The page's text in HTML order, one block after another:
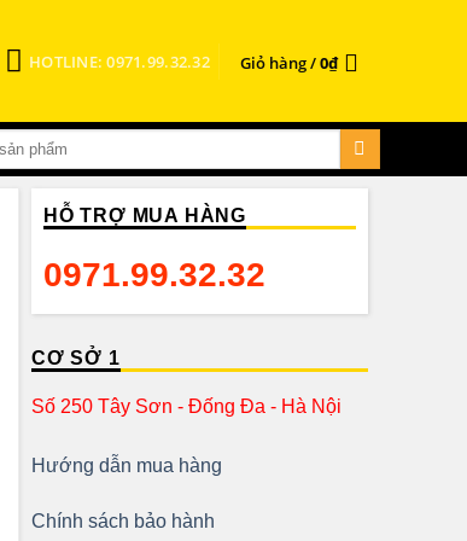
HOTLINE: 0971.99.32.32 Giỏ hàng /0₫
HỖ TRỢ MUA HÀNG
0971.99.32.32
CƠ SỞ 1
Số 250 Tây Sơn - Đống Đa - Hà Nội
Hướng dẫn mua hàng
Chính sách bảo hành